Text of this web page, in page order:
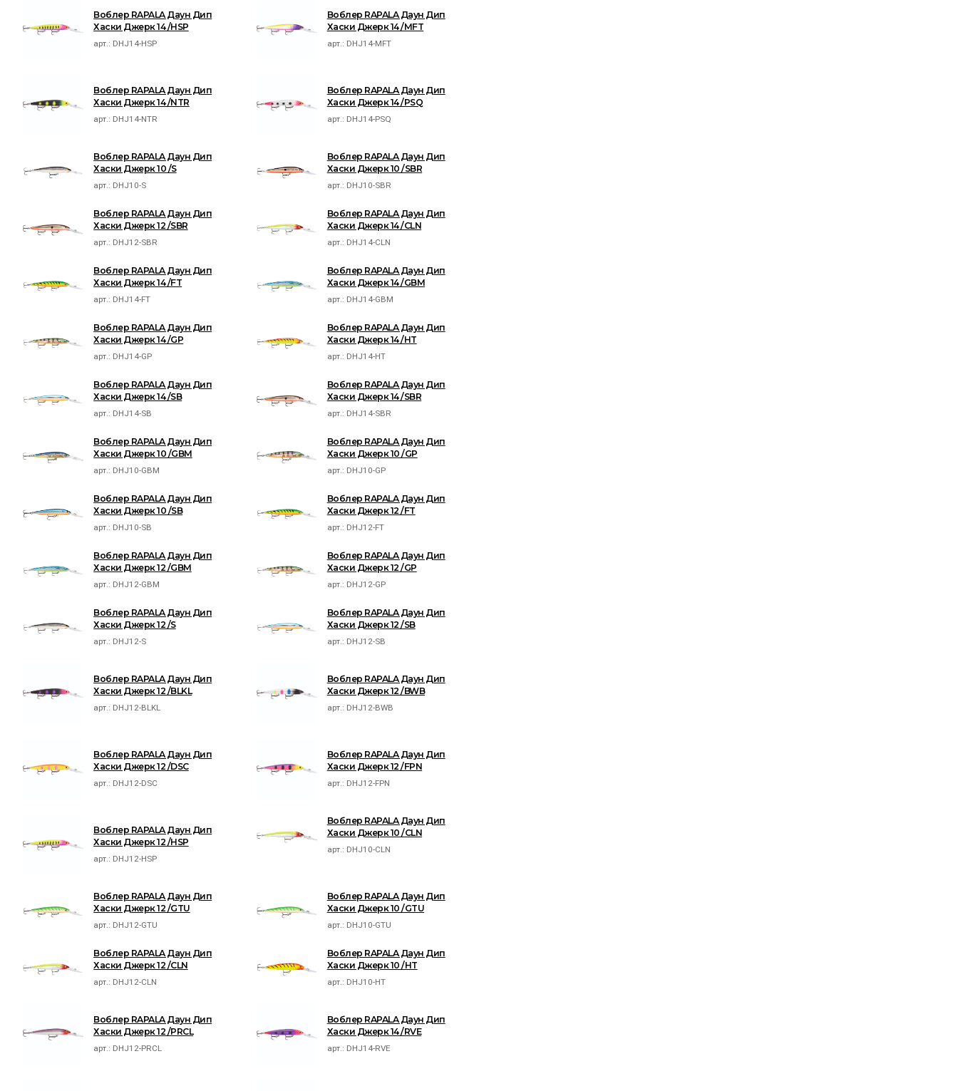
Воблер RAPALA Даун Дип
Хаски Джерк 14 /HSP
арт.: DHJ14-HSP
Воблер RAPALA Даун Дип
Хаски Джерк 14 /MFT
арт.: DHJ14-MFT
Воблер RAPALA Даун Дип
Хаски Джерк 14 /NTR
арт.: DHJ14-NTR
Воблер RAPALA Даун Дип
Хаски Джерк 14 /PSQ
арт.: DHJ14-PSQ
Воблер RAPALA Даун Дип
Хаски Джерк 10 /S
арт.: DHJ10-S
Воблер RAPALA Даун Дип
Хаски Джерк 10 /SBR
арт.: DHJ10-SBR
Воблер RAPALA Даун Дип
Хаски Джерк 12 /SBR
арт.: DHJ12-SBR
Воблер RAPALA Даун Дип
Хаски Джерк 14 /CLN
арт.: DHJ14-CLN
Воблер RAPALA Даун Дип
Хаски Джерк 14 /FT
арт.: DHJ14-FT
Воблер RAPALA Даун Дип
Хаски Джерк 14 /GBM
арт.: DHJ14-GBM
Воблер RAPALA Даун Дип
Хаски Джерк 14 /GP
арт.: DHJ14-GP
Воблер RAPALA Даун Дип
Хаски Джерк 14 /HT
арт.: DHJ14-HT
Воблер RAPALA Даун Дип
Хаски Джерк 14 /SB
арт.: DHJ14-SB
Воблер RAPALA Даун Дип
Хаски Джерк 14 /SBR
арт.: DHJ14-SBR
Воблер RAPALA Даун Дип
Хаски Джерк 10 /GBM
арт.: DHJ10-GBM
Воблер RAPALA Даун Дип
Хаски Джерк 10 /GP
арт.: DHJ10-GP
Воблер RAPALA Даун Дип
Хаски Джерк 10 /SB
арт.: DHJ10-SB
Воблер RAPALA Даун Дип
Хаски Джерк 12 /FT
арт.: DHJ12-FT
Воблер RAPALA Даун Дип
Хаски Джерк 12 /GBM
арт.: DHJ12-GBM
Воблер RAPALA Даун Дип
Хаски Джерк 12 /GP
арт.: DHJ12-GP
Воблер RAPALA Даун Дип
Хаски Джерк 12 /S
арт.: DHJ12-S
Воблер RAPALA Даун Дип
Хаски Джерк 12 /SB
арт.: DHJ12-SB
Воблер RAPALA Даун Дип
Хаски Джерк 12 /BLKL
арт.: DHJ12-BLKL
Воблер RAPALA Даун Дип
Хаски Джерк 12 /BWB
арт.: DHJ12-BWB
Воблер RAPALA Даун Дип
Хаски Джерк 12 /DSC
арт.: DHJ12-DSC
Воблер RAPALA Даун Дип
Хаски Джерк 12 /FPN
арт.: DHJ12-FPN
Воблер RAPALA Даун Дип
Хаски Джерк 12 /HSP
арт.: DHJ12-HSP
Воблер RAPALA Даун Дип
Хаски Джерк 10 /CLN
арт.: DHJ10-CLN
Воблер RAPALA Даун Дип
Хаски Джерк 12 /GTU
арт.: DHJ12-GTU
Воблер RAPALA Даун Дип
Хаски Джерк 10 /GTU
арт.: DHJ10-GTU
Воблер RAPALA Даун Дип
Хаски Джерк 12 /CLN
арт.: DHJ12-CLN
Воблер RAPALA Даун Дип
Хаски Джерк 10 /HT
арт.: DHJ10-HT
Воблер RAPALA Даун Дип
Хаски Джерк 12 /PRCL
арт.: DHJ12-PRCL
Воблер RAPALA Даун Дип
Хаски Джерк 14 /RVE
арт.: DHJ14-RVE